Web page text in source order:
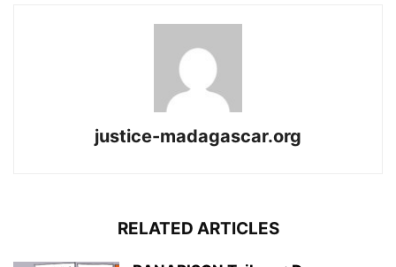
justice-madagascar.org
RELATED ARTICLES